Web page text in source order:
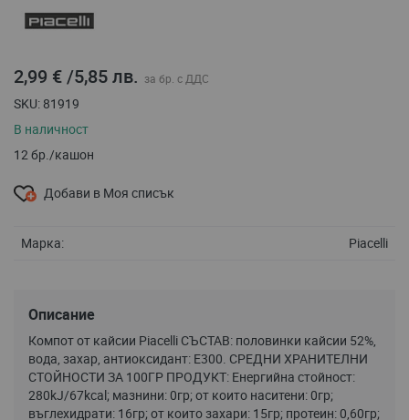
началото
на
снимки
2,99 €/5,85 лв.
SKU 81919
В наличност
12 бр./кашон
Добави в Моя списък
Маркa: Piacelli
Описание
Компот от кайсии Piacelli СЪСТАВ: половинки кайсии 52%,
вода, захар, антиоксидант: E300. СРЕДНИ ХРАНИТЕЛНИ
СТОЙНОСТИ ЗА 100ГР ПРОДУКТ: Енергийна стойност:
280kJ/67kcal; мазнини: 0гр; от които наситени: 0гр;
въглехидрати: 16гр; от които захари: 15гр; протеин: 0,60гр;